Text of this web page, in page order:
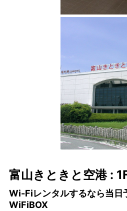
富山きときと空港 :
Wi-Fiレンタルするなら当日
WiFiBOX